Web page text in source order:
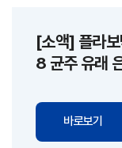
[소액] 플라
8 균주 유래
바로보기